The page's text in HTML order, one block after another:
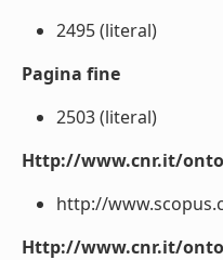
2495 (literal)
Pagina fine
2503 (literal)
Http://www.cnr.it/
http://
Http://www.cnr.it/